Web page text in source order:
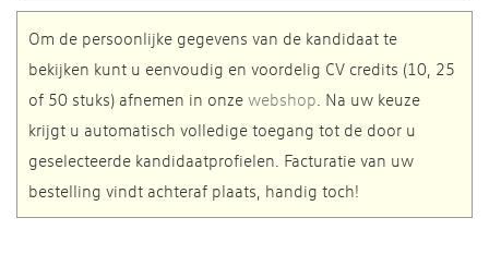
Om de persoonlijke gegevens van de kandidaat te
bekijken kunt u eenvoudig en voordelig CV credits (10, 25
of 50 stuks) afnemen in onze webshop . Na uw keuze
krijgt u automatisch volledige toegang tot de door u
geselecteerde kandidaatprofielen. Facturatie van uw
bestelling vindt achteraf plaats, handig toch!